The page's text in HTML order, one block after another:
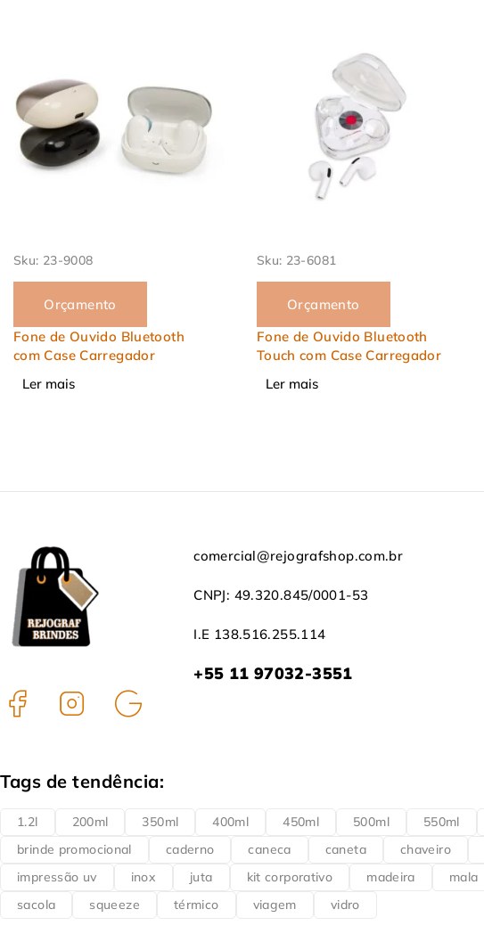
Sku: 23-6081
Orçamento
Fone de Ouvido Bluetooth
Touch com Case Carregador
Ler mais
Sku: 23-5048
Orçamento
Fone de Ouvido Bluetooth
Touch com Case Carregador
Ler mais
comercial@rejografshop.com.br
CNPJ: 49.320.845/0001-53
I.E 138.516.255.114
+55 11 97032-3551
Tags de tendência:
1.2l 200ml 350ml 400ml 450ml 500ml 550ml
brinde promocional
caderno caneca caneta chaveiro
impressão uv
inox juta kit corporativo madeira mala
sacola
squeeze térmico viagem vidro